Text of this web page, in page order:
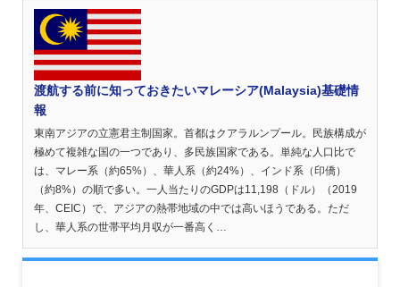
渡航する前に知っておきたいマレーシア(Malaysia)基礎情
報
東南アジアの立憲君主制国家。首都はクアラルンプール。民族構成が
極めて複雑な国の一つであり、多民族国家である。単純な人口比で
は、マレー系（約65%）、華人系（約24%）、インド系（印僑）
（約8%）の順で多い。一人当たりのGDPは11,198（ドル）（2019
年、CEIC）で、アジアの熱帯地域の中では高いほうである。ただ
し、華人系の世帯平均月収が一番高く…